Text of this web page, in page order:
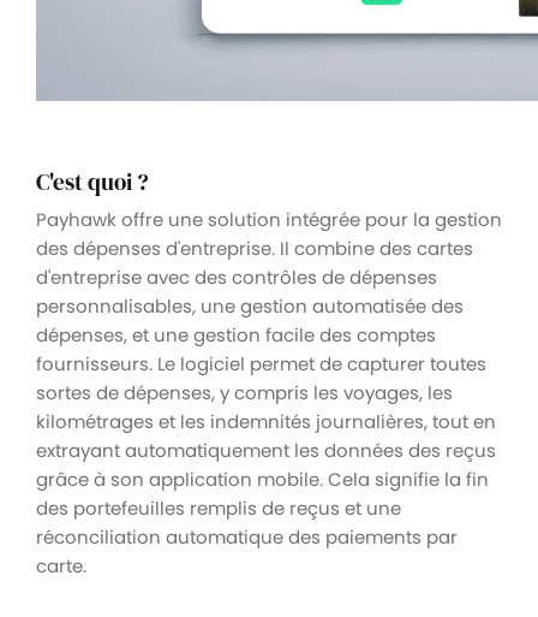
C'est quoi ?
Payhawk offre une solution intégrée pour la gestion
des dépenses d'entreprise. Il combine des cartes
d'entreprise avec des contrôles de dépenses
personnalisables, une gestion automatisée des
dépenses, et une gestion facile des comptes
fournisseurs. Le logiciel permet de capturer toutes
sortes de dépenses, y compris les voyages, les
kilométrages et les indemnités journalières, tout en
extrayant automatiquement les données des reçus
grâce à son application mobile. Cela signifie la fin
des portefeuilles remplis de reçus et une
réconciliation automatique des paiements par
carte.